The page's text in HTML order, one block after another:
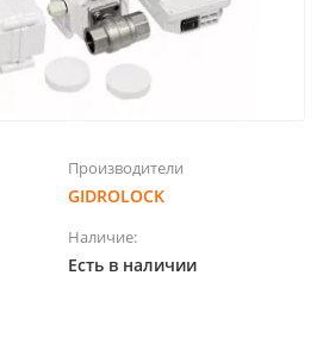
Производители
GIDROLOCK
Наличие:
Есть в наличии